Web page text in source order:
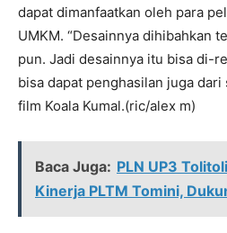
dapat dimanfaatkan oleh para
UMKM. “Desainnya dihibahkan
pun. Jadi desainnya itu bisa di-
bisa dapat penghasilan juga dari
film Koala Kumal.(ric/alex m)
Baca Juga: PLN UP3
Kinerja PLTM Tomini,